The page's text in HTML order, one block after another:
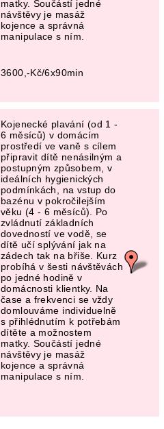
matky. Součástí jedné
návštěvy je masáž
kojence a správná
manipulace s ním.
3600,-Kč/6x90min
Kojenecké plavání (od 1 -
6 měsíců) v domácím
prostředí ve vaně s cílem
připravit dítě nenásilným a
postupným způsobem, v
ideálních hygienických
podmínkách, na vstup do
bazénu v pokročilejším
věku (4 - 6 měsíců). Po
zvládnutí základních
dovedností ve vodě, se
dítě učí splývání jak na
zádech tak na břiše. Kurz
probíhá v šesti návštěvách
po jedné hodině v
domácnosti klientky. Na
čase a frekvenci se vždy
domlouváme individuelně
s přihlédnutím k potřebám
dítěte a možnostem
matky. Součástí jedné
návštěvy je masáž
kojence a správná
manipulace s ním.